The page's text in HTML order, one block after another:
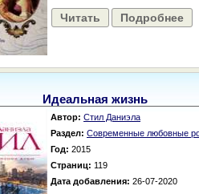
Читать Подробнее
Идеальная жизнь
Автор: Стил Даниэла
Раздел: Современные любовные
Год: 2015
Страниц: 119
Дата добавления: 26-07-2020